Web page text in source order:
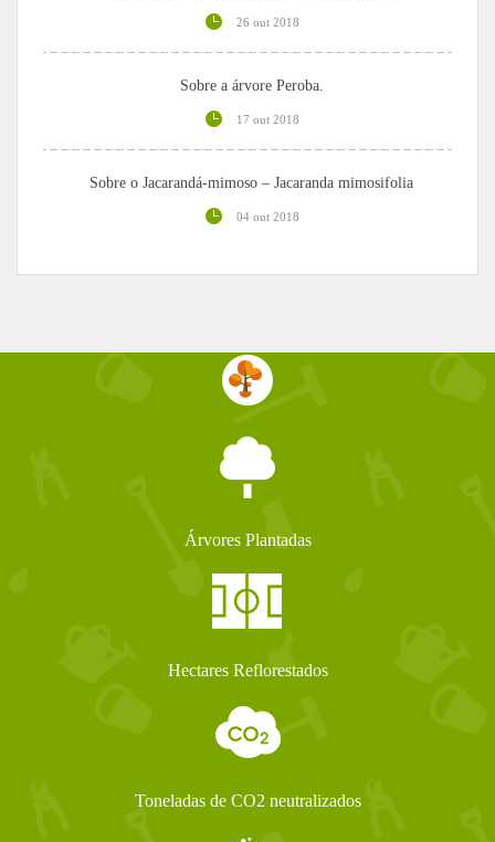
26 out 2018
Sobre a árvore Peroba.
17 out 2018
Sobre o Jacarandá-mimoso – Jacaranda mimosifolia
04 out 2018
Árvores Plantadas
Hectares Reflorestados
Toneladas de CO2 neutralizados